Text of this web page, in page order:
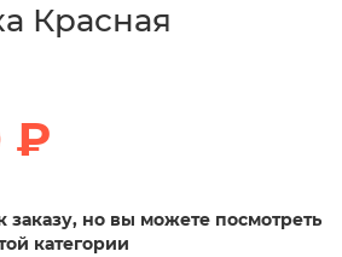
Красная
₽
заказу, но вы можете посмотреть
категории